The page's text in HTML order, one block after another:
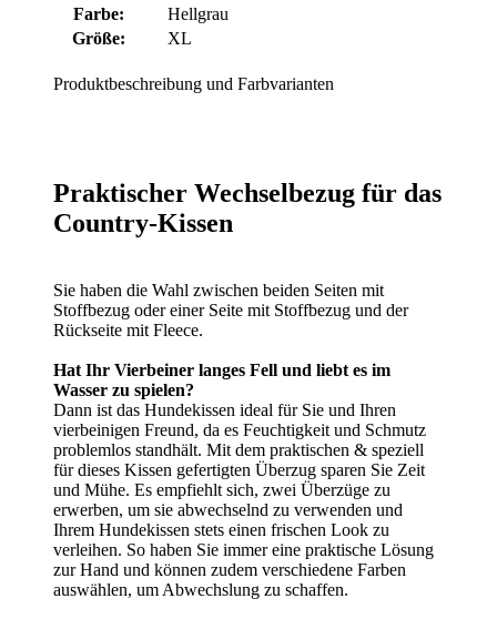
Farbe:
Hellgrau
Größe:
XL
Produktbeschreibung und Farbvarianten
Praktischer Wechselbezug für das
Country-Kissen
Sie haben die Wahl zwischen beiden Seiten mit
Stoffbezug oder einer Seite mit Stoffbezug und der
Rückseite mit Fleece.
Hat Ihr Vierbeiner langes Fell und liebt es im
Wasser zu spielen?
Dann ist das Hundekissen ideal für Sie und Ihren
vierbeinigen Freund, da es Feuchtigkeit und Schmutz
problemlos standhält. Mit dem praktischen & speziell
für dieses Kissen gefertigten Überzug sparen Sie Zeit
und Mühe. Es empfiehlt sich, zwei Überzüge zu
erwerben, um sie abwechselnd zu verwenden und
Ihrem Hundekissen stets einen frischen Look zu
verleihen. So haben Sie immer eine praktische Lösung
zur Hand und können zudem verschiedene Farben
auswählen, um Abwechslung zu schaffen.